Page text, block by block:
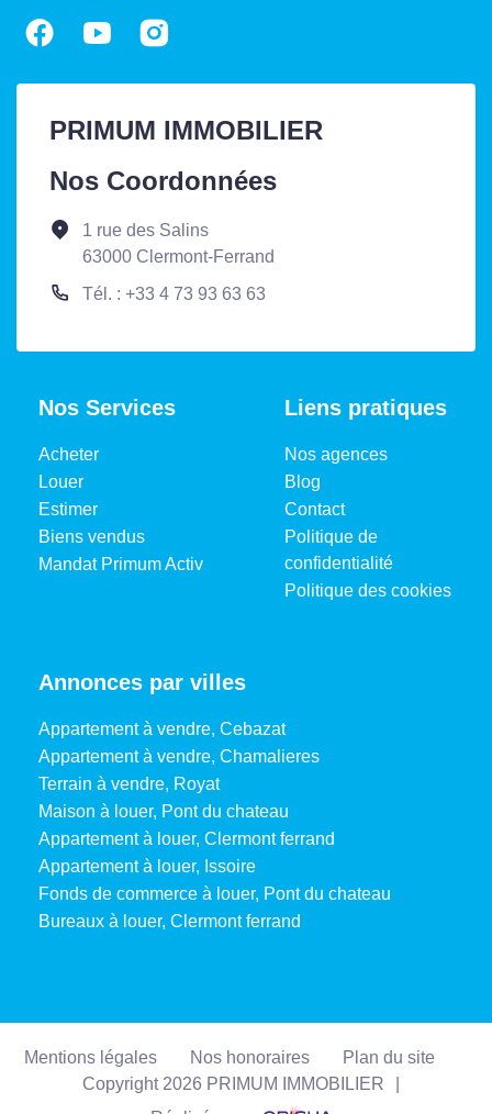
PRIMUM IMMOBILIER
Nos Coordonnées
1 rue des Salins
63000 Clermont-Ferrand
Tél. : +33 4 73 93 63 63
Nos Services
Acheter
Louer
Estimer
Biens vendus
Mandat Primum Activ
Liens pratiques
Nos agences
Blog
Contact
Politique de
confidentialité
Politique des cookies
Annonces par villes
Appartement à vendre, Cebazat
Appartement à vendre, Chamalieres
Terrain à vendre, Royat
Maison à louer, Pont du chateau
Appartement à louer, Clermont ferrand
Appartement à louer, Issoire
Fonds de commerce à louer, Pont du chateau
Bureaux à louer, Clermont ferrand
Mentions légales Nos honoraires
Plan du site
Copyright 2026 PRIMUM IMMOBILIER